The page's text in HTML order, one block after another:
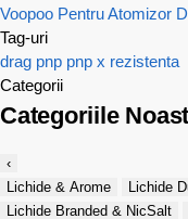
Voopoo Pentru Atomizor
Tag-uri
drag pnp pnp x rezistenta
Categorii
Categoriile
‹
Lichide & Arome
Lichide
Lichide Branded & NicSalt